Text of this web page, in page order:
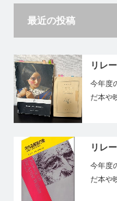
最近の投稿
リレ
今年度
だ本や
リレ
今年度
だ本や